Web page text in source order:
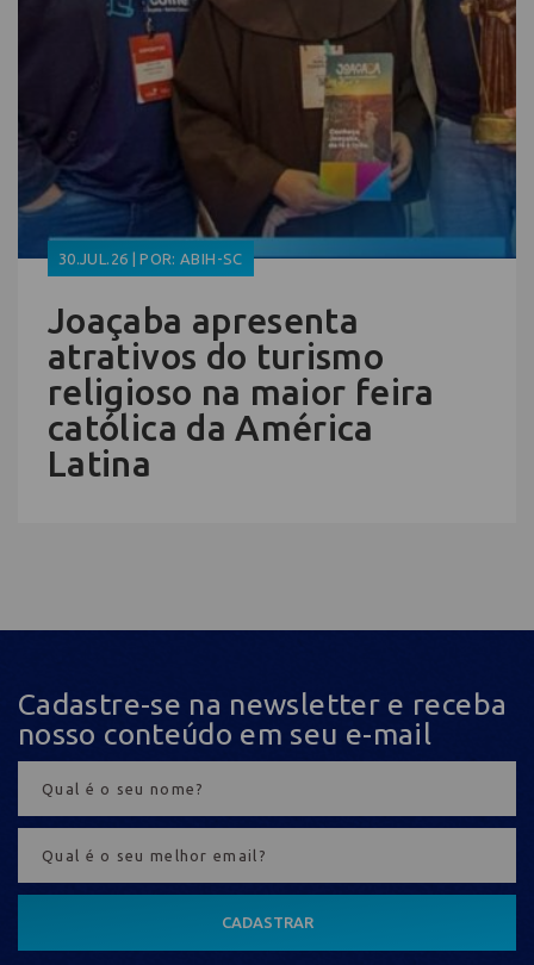
30.JUL.26 | POR: ABIH-SC
Joaçaba apresenta
atrativos do turismo
religioso na maior feira
católica da América
Latina
Cadastre-se na newsletter e receba
nosso conteúdo em seu e-mail
CADASTRAR